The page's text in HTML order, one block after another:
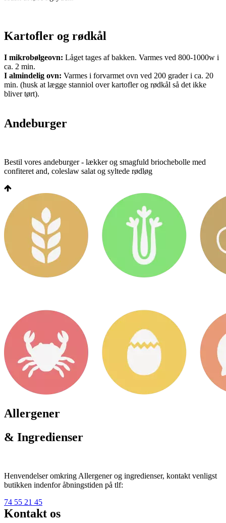
Kartofler og rødkål
I mikrobølgeovn: Låget tages af bakken. Varmes ved 800-1000w i
ca. 2 min.
I almindelig ovn: Varmes i forvarmet ovn ved 200 grader i ca. 20
min. (husk at lægge stanniol over kartofler og rødkål så det ikke
bliver tørt).
Andeburger
Bestil vores andeburger - lækker og smagfuld briochebolle med
confiteret and, coleslaw salat og syltede rødløg
Allergener
& Ingredienser
Henvendelser omkring Allergener og ingredienser, kontakt venligst
butikken indenfor åbningstiden på tlf:
74 55 21 45
Kontakt os